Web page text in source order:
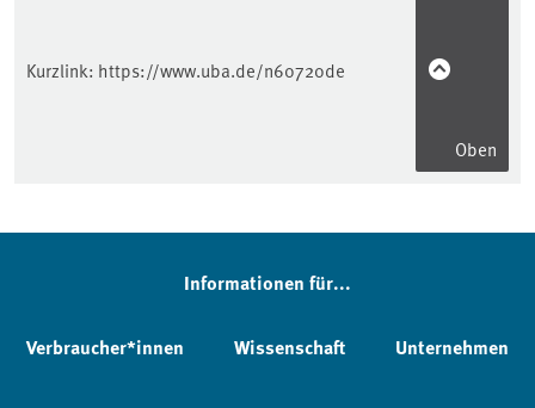
Kurzlink: https://www.uba.de/n60720de
Oben
Informationen für...
Verbraucher*innen Wissenschaft Unternehmen